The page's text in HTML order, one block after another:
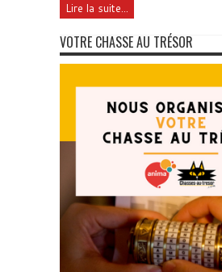
Lire la suite...
VOTRE CHASSE AU TRÉSOR